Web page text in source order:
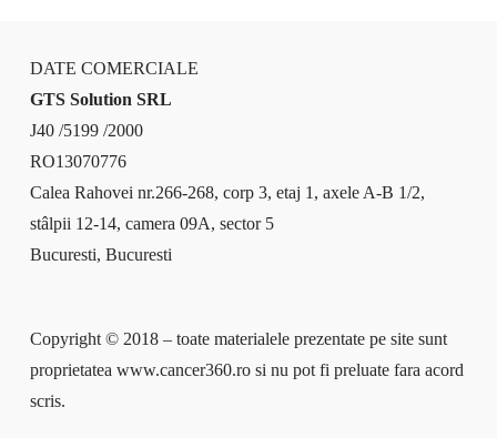
DATE COMERCIALE
GTS Solution SRL
J40 /5199 /2000
RO13070776
Calea Rahovei nr.266-268, corp 3, etaj 1, axele A-B 1/2,
stâlpii 12-14, camera 09A, sector 5
Bucuresti, Bucuresti
Copyright © 2018 – toate materialele prezentate pe site sunt
proprietatea www.cancer360.ro si nu pot fi preluate fara acord
scris.